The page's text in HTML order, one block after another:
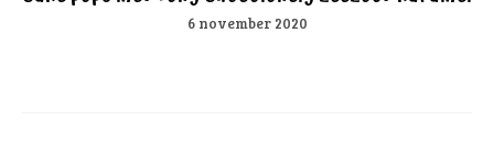
6 november 2020